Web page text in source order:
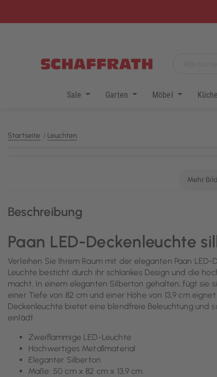
Sale Garten Möbel
Startseite Leuchten
Mehr
Beschreibung
Paan LED-Deckenleuchte
Verleihen Sie Ihrem Raum mit der eleganten Paan
Leuchte besticht durch ihr schlankes Design und die
macht. In einem eleganten Silberton gehalten, fügt sie
einer Tiefe von 82 cm und einer Höhe von 13,9 cm
Deckenleuchte bietet eine blendfreie Beleuchtung und
einlädt.
Zweiflammige LED-Leuchte
Hochwertiges Metallmaterial
Eleganter Silberton
Maße: 50 cm x 82 cm x 13,9 cm